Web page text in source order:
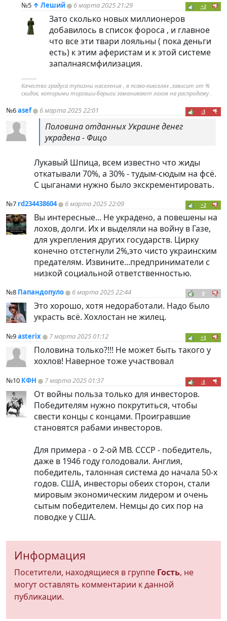
№5 ↑ Леший 6 марта 2025 21:29 +2
Зато сколько новых миллионеров
добавилось в список фороса , и главное
что все эти твари лояльны ( пока деньги
есть) к этим аферистам и к этой системе
запалнаясмфилизация.
----------
Качество градуса тупизны населения , в псако-пикселях ,зависит от %
скидок, которыми торгаши-барыги заманивают лохов на распродажу .
№6asef 6 марта 2025 22:01 -3
Половина отданных Украине денег
украдена - Фицо
Лукавый Шпица, всем известно что жиды
откатывали 70%, а 30% - тудым-сюдым на фсё.
С цыганами нужно было экскрементировать.
№7 rd234438604 6 марта 2025 22:09 +2
Вы интересные... Не украдено, а повешены на
лохов, долги. Их и выделяли на войну в Газе,
для укрепления других государств. Цирку
конечно отстегнули 2%,это чисто украинским
предателям. Извините...предприниматели с
низкой социальной ответственностью.
№8 Папандопуло 6 марта 2025 22:44 0
Это хорошо, хотя недоработали. Надо было
украсть всё. Хохлостан не жилец.
№9asterix 7 марта 2025 01:12 +1
Половина только?!!! Не может быть такого у
хохлов! Наверное тоже участвовал
№10 КФН 7 марта 2025 01:37 -1
От войны польза только для инвесторов.
Победителям нужно покрутиться, чтобы
свести концы с концами. Проигравшие
становятся рабами инвесторов.
Для примера - о 2-ой МВ. СССР - победитель,
даже в 1946 году голодовали. Англия,
победитель, талонная система до начала 50-х
годов. США, инвесторы обеих сторон, стали
мировым экономическим лидером и очень
сытым победителем. Немцы до сих пор на
поводке у США.
Информация
Посетители, находящиеся в группе Гость, не
могут оставлять комментарии к данной
публикации.